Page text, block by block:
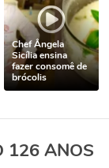
Chef Ângela
Sicília ensina
fazer consomê de
brócolis
126 ANOS